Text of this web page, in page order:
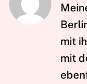
mit
mit